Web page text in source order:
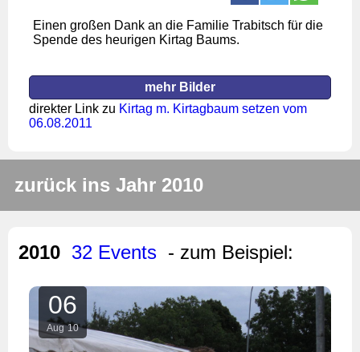
Einen großen Dank an die Familie Trabitsch für die
Spende des heurigen Kirtag Baums.
mehr Bilder
direkter Link zu Kirtag m. Kirtagbaum setzen vom
06.08.2011
zurück ins Jahr 2010
2010 32 Events - zum Beispiel:
06
Aug 10